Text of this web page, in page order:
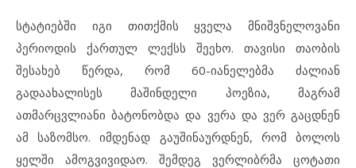
სტატიებში იგი თითქმის ყველა მნიშვნელოვანი
პერიოდის ქართულ ლექსს შეეხო. თავისი თაობის
შესახებ წერდა, რომ 60-იანელებმა ძალიან
გადაახალისეს მაშინდელი პოეზია, მაგრამ
ათმარცვლიანი ბატონობდა და ვერა და ვერ გაცდნენ
ამ საზომსო. იმდენად გაუშინაურდნენ, რომ ბოლოს
ყელში ამოგვივიდაო. შემდეგ ვერლიბრმა ცოტათი